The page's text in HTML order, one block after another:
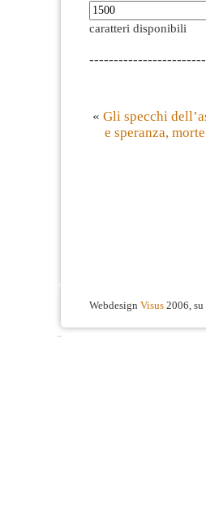
caratteri disponibili
« Gli specchi
e speranza,
Webdesign Visus 2006,